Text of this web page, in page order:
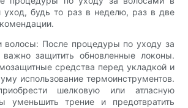
уход, будь то раз в неделю, раз в две
волосы: После процедуры по уходу за
защитить обновленные локоны.
средства перед укладкой и
использование термоинструментов.
шелковую или атласную
уменьшить трение и предотвратить